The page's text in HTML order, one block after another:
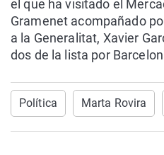
el que ha visitado el
Gramenet acompañado
a la Generalitat, Xavier
dos de la lista por
Política Marta Rovira